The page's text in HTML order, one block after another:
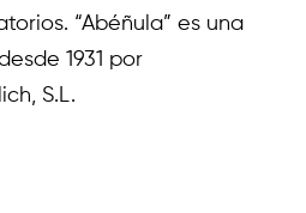
“Abéñula” es una
1931 por
S.L.